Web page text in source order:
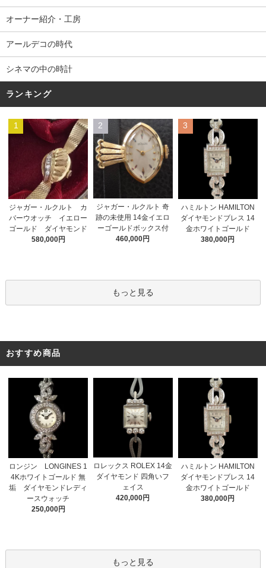
オーナー紹介・工房
アールデコの時代
シネマの中の時計
ランキング
1
ジャガー・ルクルト カ
バーウオッチ イエロー
ゴールド ダイヤモンド
580,000円
2
ジャガー・ルクルト 奇
跡の未使用 14金イエロ
ーゴールドボックス付
460,000円
3
ハミルトン HAMILTON
ダイヤモンドブレス 14
金ホワイトゴールド
380,000円
もっと見る
おすすめ商品
ロンジン LONGINES 1
4Kホワイトゴールド 無
垢 ダイヤモンドレディ
ースウォッチ
250,000円
ロレックス ROLEX 14金
ダイヤモンド 四角いフ
ェイス
420,000円
ハミルトン HAMILTON
ダイヤモンドブレス 14
金ホワイトゴールド
380,000円
もっと見る